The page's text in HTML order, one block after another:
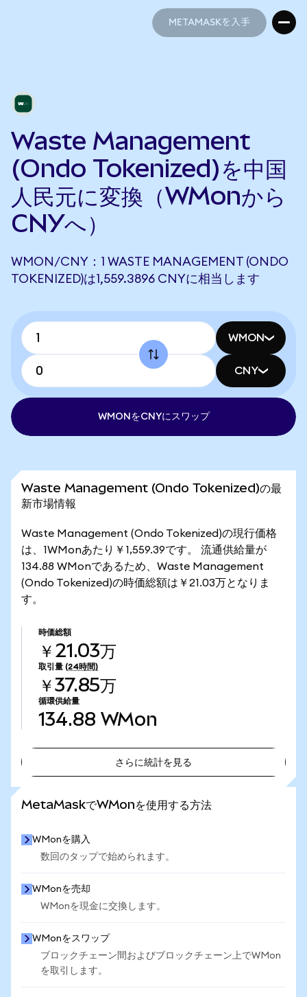
METAMASKを入手
Waste Management
(Ondo Tokenized)を中国
人民元に変換（WMonから
CNYへ）
WMON/CNY：1 WASTE MANAGEMENT (ONDO
TOKENIZED)は1,559.3896 CNYに相当します
WMON
CNY
WMONをCNYにスワップ
Waste Management (Ondo Tokenized)の最
新市場情報
Waste Management (Ondo Tokenized)の現行価格
は、1WMonあたり￥1,559.39です。 流通供給量が
134.88 WMonであるため、Waste Management
(Ondo Tokenized)の時価総額は￥21.03万となりま
す。
時価総額
￥21.03万
取引量 (24時間)
￥37.85万
循環供給量
134.88 WMon
さらに統計を見る
MetaMaskでWMonを使用する方法
WMonを購入
数回のタップで始められます。
WMonを売却
WMonを現金に交換します。
WMonをスワップ
ブロックチェーン間およびブロックチェーン上でWMon
を取引します。